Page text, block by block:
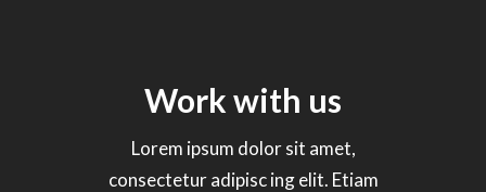
Work with us
Lorem ipsum dolor sit amet,
consectetur adipisc ing elit. Etiam